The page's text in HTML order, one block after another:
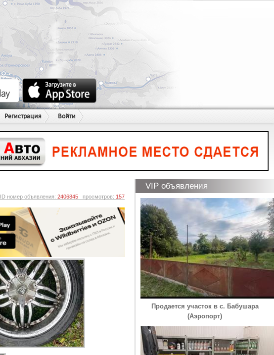
Регистрация Войти
ID номер объявления: 2406845 просмотров: 157
VIP объявления
Продается участок в с. Бабушара
(Аэропорт)